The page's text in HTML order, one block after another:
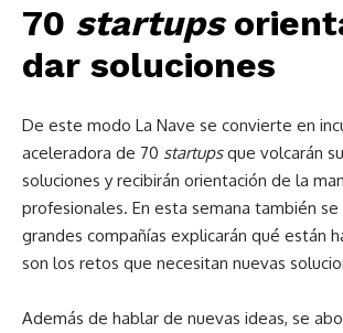
70 startups
dar soluciones
De este modo La Nave se convierte en
aceleradora de 70 startupsque volcarán
soluciones y recibirán orientación de la
profesionales. En esta semana también se
grandes compañías explicarán qué están
son los retos que necesitan nuevas
Además de hablar de nuevas ideas, se